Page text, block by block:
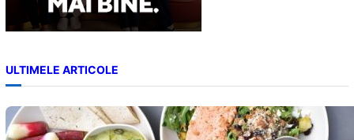
ULTIMELE ARTICOLE